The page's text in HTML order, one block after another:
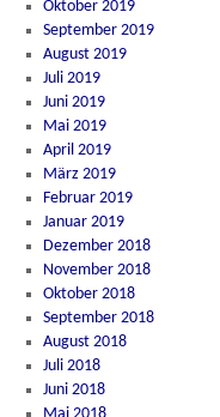
Oktober 2019
September 2019
August 2019
Juli 2019
Juni 2019
Mai 2019
April 2019
März 2019
Februar 2019
Januar 2019
Dezember 2018
November 2018
Oktober 2018
September 2018
August 2018
Juli 2018
Juni 2018